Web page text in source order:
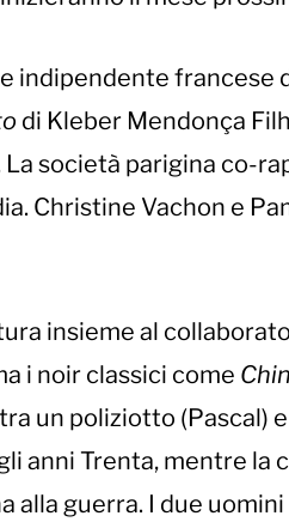
indipendente francese
di Kleber Mendonça
società parigina co-
Christine Vachon e
insieme al
i noir classici come
un poliziotto (Pascal)
anni Trenta, mentre la
alla guerra. I due